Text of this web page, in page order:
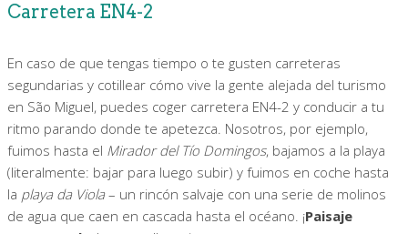
Carretera EN4-2
En caso de que tengas tiempo o te gusten carreteras
segundarias y cotillear cómo vive la gente alejada del turismo
en São Miguel, puedes coger carretera EN4-2 y conducir a tu
ritmo parando donde te apetezca. Nosotros, por ejemplo,
fuimos hasta el Mirador del Tío Domingos, bajamos a la playa
(literalmente: bajar para luego subir) y fuimos en coche hasta
la playa da Viola– un rincón salvaje con una serie de molinos
de agua que caen en cascada hasta el océano. ¡Paisaje